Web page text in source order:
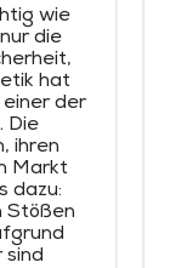
wie
die
hat
der
Die
ihren
Markt
dazu:
Stößen
sind